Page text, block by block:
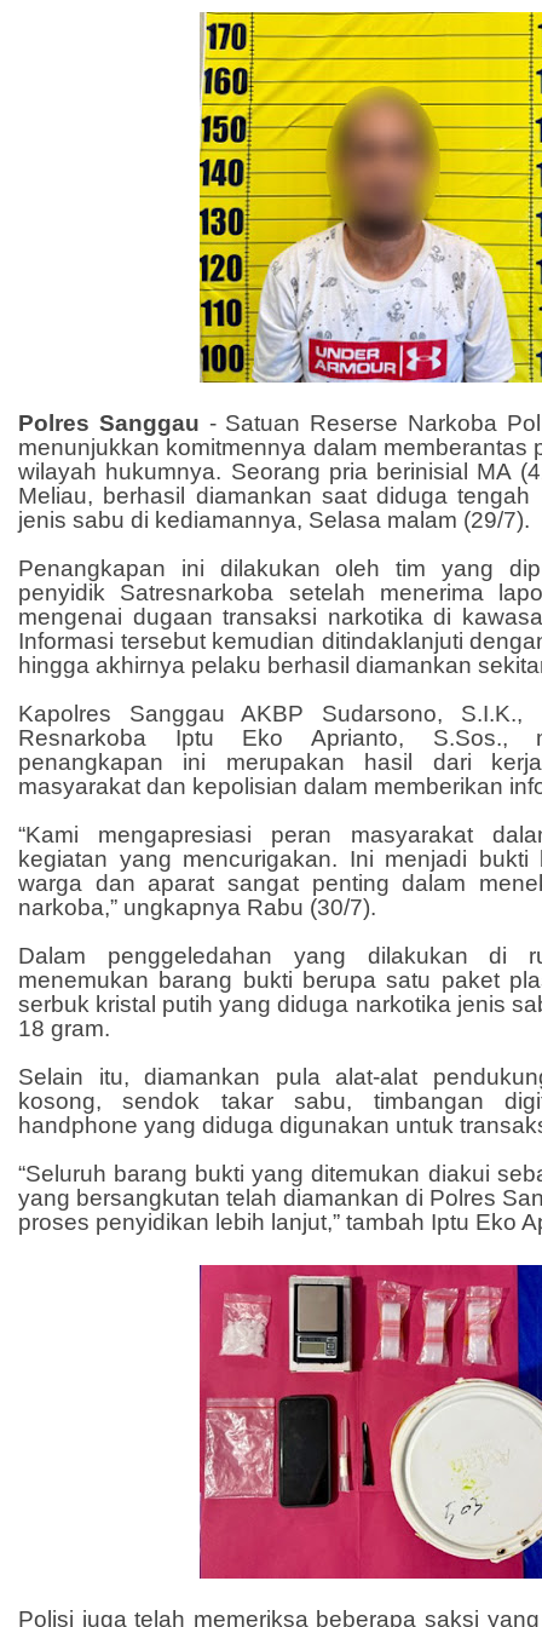
Polres Sanggau - Satuan Reserse Narkoba
menunjukkan komitmennya dalam memberantas
wilayah hukumnya. Seorang pria berinisial MA
Meliau, berhasil diamankan saat diduga tengah
jenis sabu di kediamannya, Selasa malam (29/7).
Penangkapan ini dilakukan oleh tim yang
penyidik Satresnarkoba setelah menerima
mengenai dugaan transaksi narkotika di
Informasi tersebut kemudian ditindaklanjuti
hingga akhirnya pelaku berhasil diamankan
Kapolres Sanggau AKBP Sudarsono, S.I.K.,
Resnarkoba Iptu Eko Aprianto, S.Sos.,
penangkapan ini merupakan hasil dari
masyarakat dan kepolisian dalam memberikan
“Kami mengapresiasi peran masyarakat
kegiatan yang mencurigakan. Ini menjadi bukti
warga dan aparat sangat penting dalam
narkoba,” ungkapnya Rabu (30/7).
Dalam penggeledahan yang dilakukan di
menemukan barang bukti berupa satu paket
serbuk kristal putih yang diduga narkotika jenis
18 gram.
Selain itu, diamankan pula alat-alat
kosong, sendok takar sabu, timbangan
handphone yang diduga digunakan untuk
“Seluruh barang bukti yang ditemukan diakui
yang bersangkutan telah diamankan di Polres
proses penyidikan lebih lanjut,” tambah Iptu Eko
Polisi juga telah memeriksa beberapa saksi